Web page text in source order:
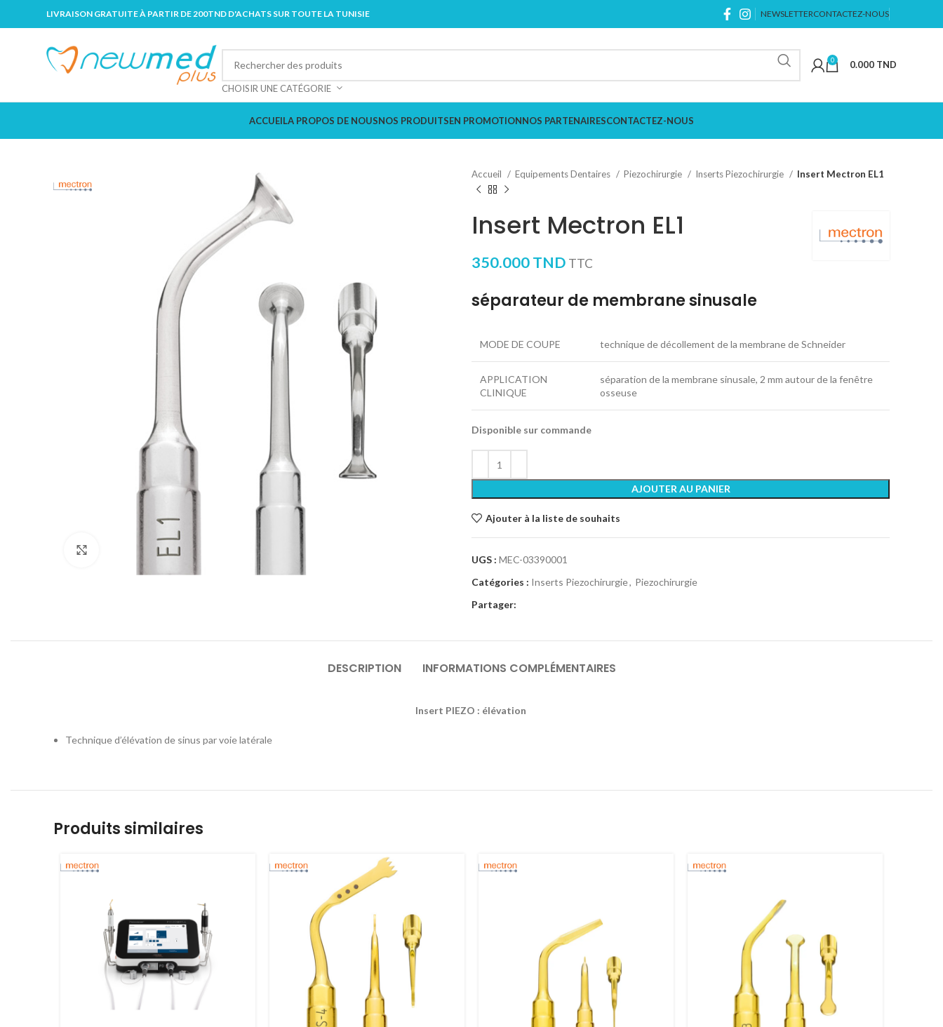
LIVRAISON GRATUITE À PARTIR DE 200TND D'ACHATS SUR TOUTE LA TUNISIE NEWSLETTERCONTACTEZ-NOUS
CHOISIR UNE CATÉGORIE
0 0.000 TND
ACCUEILA PROPOS DE NOUSNOS PRODUITSEN PROMOTIONNOS PARTENAIRESCONTACTEZ-NOUS
Cliquez pour agrandir
Accueil Equipements Dentaires Piezochirurgie Inserts Piezochirurgie Insert Mectron EL1
Insert Mectron EL1
350.000TND TTC
séparateur de membrane sinusale
MODE DE COUPE technique de décollement de la membrane de Schneider
APPLICATION
CLINIQUE
séparation de la membrane sinusale, 2 mm autour de la fenêtre
osseuse
Disponible sur commande
AJOUTER AU PANIER
Ajouter à la liste de souhaits
UGS : MEC-03390001
Catégories : Inserts Piezochirurgie, Piezochirurgie
Partager:
DESCRIPTION INFORMATIONS COMPLÉMENTAIRES
Insert PIEZO : élévation
Technique d’élévation de sinus par voie latérale
Produits similaires